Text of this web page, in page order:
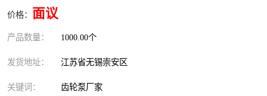
价格： 面议
产品数量： 1000.00个
发货地址： 江苏省无锡崇安区
关键词： 齿轮泵厂家